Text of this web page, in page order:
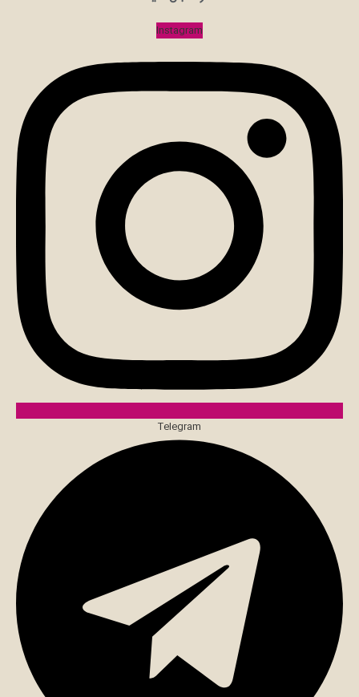
Instagram
Telegram